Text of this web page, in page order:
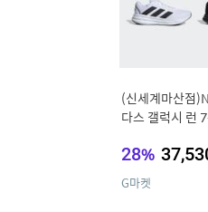
(신세계마산점
다스 갤럭시 런
28%
G마켓